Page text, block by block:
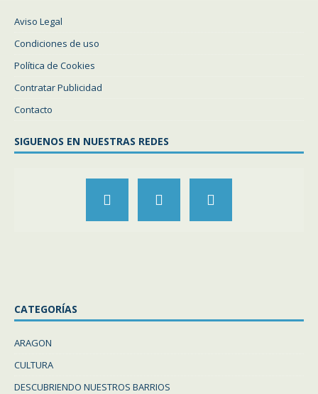
Aviso Legal
Condiciones de uso
Política de Cookies
Contratar Publicidad
Contacto
SIGUENOS EN NUESTRAS REDES
CATEGORÍAS
ARAGON
CULTURA
DESCUBRIENDO NUESTROS BARRIOS